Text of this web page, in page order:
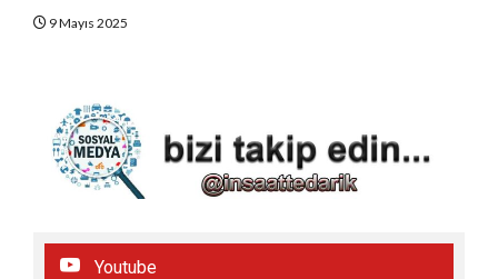
9 Mayıs 2025
Youtube